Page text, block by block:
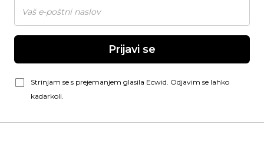
Prijavi se
Strinjam se s prejemanjem glasila Ecwid. Odjavim se lahko
kadarkoli.